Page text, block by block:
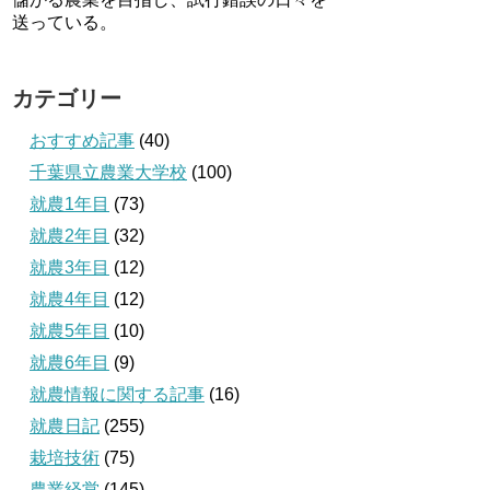
送っている。
カテゴリー
おすすめ記事 (40)
千葉県立農業大学校 (100)
就農1年目 (73)
就農2年目 (32)
就農3年目 (12)
就農4年目 (12)
就農5年目 (10)
就農6年目 (9)
就農情報に関する記事 (16)
就農日記 (255)
栽培技術 (75)